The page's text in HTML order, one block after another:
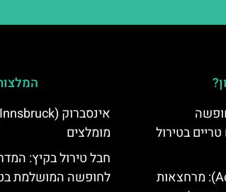
בטירול
אקווה דום (Aqua Dome): מרחצאות
מומלצים
חבל טירול בקיץ:
לחופשה המושלמת